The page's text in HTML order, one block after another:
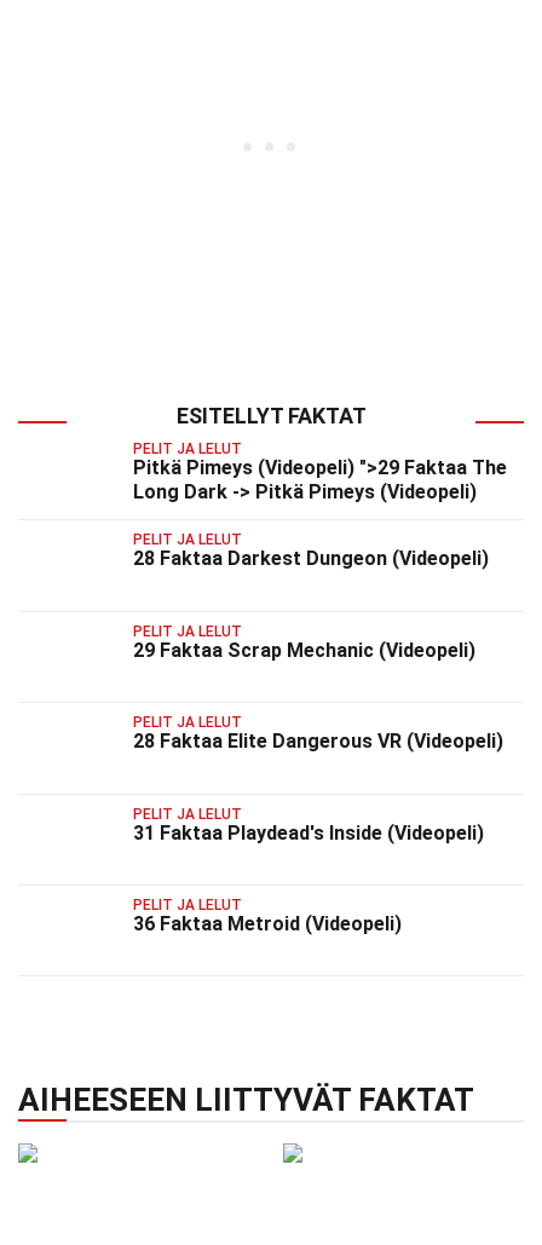
ESITELLYT FAKTAT
PELIT JA LELUT
Pitkä Pimeys (Videopeli) ">29 Faktaa The
Long Dark -> Pitkä Pimeys (Videopeli)
PELIT JA LELUT
28 Faktaa Darkest Dungeon (Videopeli)
PELIT JA LELUT
29 Faktaa Scrap Mechanic (Videopeli)
PELIT JA LELUT
28 Faktaa Elite Dangerous VR (Videopeli)
PELIT JA LELUT
31 Faktaa Playdead's Inside (Videopeli)
PELIT JA LELUT
36 Faktaa Metroid (Videopeli)
AIHEESEEN LIITTYVÄT FAKTAT